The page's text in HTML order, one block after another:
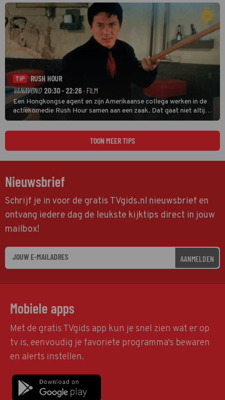
TIP
RUSH HOUR
VANAVOND 20:30 - 22:26 · FILM
Een Hongkongse agent en zijn Amerikaanse collega werken in de
actiekomedie Rush Hour samen aan een zaak. Dat gaat niet altijd
van een leien dakje.
TOON MEER TIPS
Nieuwsbrief
Schrijf je in voor de gratis TVgids.nl nieuwsbrief en
ontvang iedere dag de leukste kijktips direct in jouw
mailbox!
AANMELDEN
Mobiele apps
Met de gratis TVgids app kun je snel zien wat er op
tv is, eenvoudig je favoriete programma's bewaren
en alerts instellen.